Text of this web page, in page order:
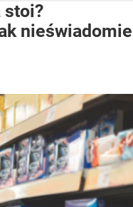
stoi?
nieświadomie